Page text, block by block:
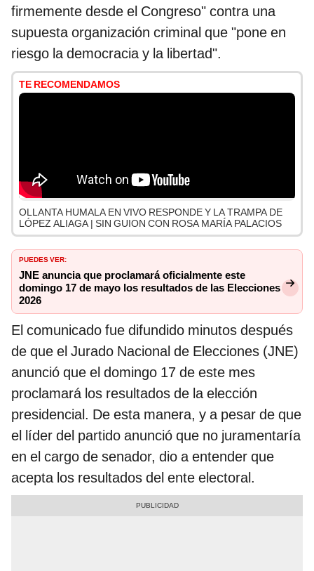
firmemente desde el Congreso" contra una
supuesta organización criminal que "pone en
riesgo la democracia y la libertad".
TE RECOMENDAMOS
OLLANTA HUMALA EN VIVO RESPONDE Y LA TRAMPA DE
LÓPEZ ALIAGA | SIN GUION CON ROSA MARÍA PALACIOS
PUEDES VER:
JNE anuncia que proclamará oficialmente este
domingo 17 de mayo los resultados de las Elecciones
2026
El comunicado fue difundido minutos después
de que el Jurado Nacional de Elecciones (JNE)
anunció que el domingo 17 de este mes
proclamará los resultados de la elección
presidencial. De esta manera, y a pesar de que
el líder del partido anunció que no juramentaría
en el cargo de senador, dio a entender que
acepta los resultados del ente electoral.